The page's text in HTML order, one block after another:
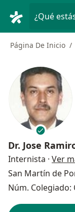
¿Qué
Página De Inicio
Dr. Jose
Internista · Ver
San Martín de
Núm. Colegiado: